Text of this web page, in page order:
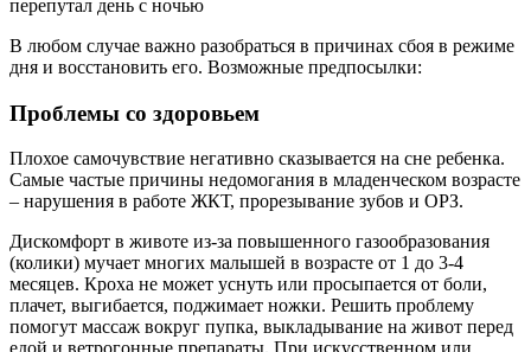
перепутал день с ночью
В любом случае важно разобраться в причинах сбоя в режиме
дня и восстановить его. Возможные предпосылки:
Проблемы со здоровьем
Плохое самочувствие негативно сказывается на сне ребенка.
Самые частые причины недомогания в младенческом возрасте
– нарушения в работе ЖКТ, прорезывание зубов и ОРЗ.
Дискомфорт в животе из-за повышенного газообразования
(колики) мучает многих малышей в возрасте от 1 до 3-4
месяцев. Кроха не может уснуть или просыпается от боли,
плачет, выгибается, поджимает ножки. Решить проблему
помогут массаж вокруг пупка, выкладывание на живот перед